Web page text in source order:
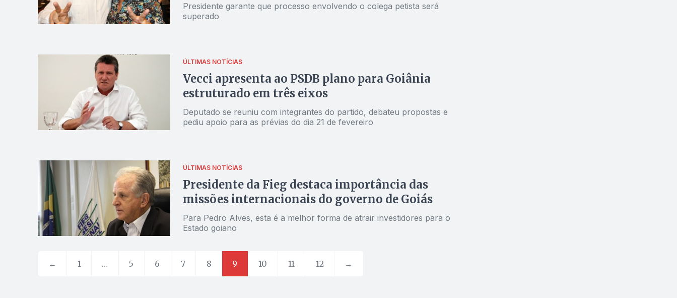
Presidente garante que processo envolvendo o colega petista será
superado
ÚLTIMAS NOTÍCIAS
Vecci apresenta ao PSDB plano para Goiânia
estruturado em três eixos
Deputado se reuniu com integrantes do partido, debateu propostas e
pediu apoio para as prévias do dia 21 de fevereiro
ÚLTIMAS NOTÍCIAS
Presidente da Fieg destaca importância das
missões internacionais do governo de Goiás
Para Pedro Alves, esta é a melhor forma de atrair investidores para o
Estado goiano
← 1 … 5 6 7 8 9 10 11 12 →